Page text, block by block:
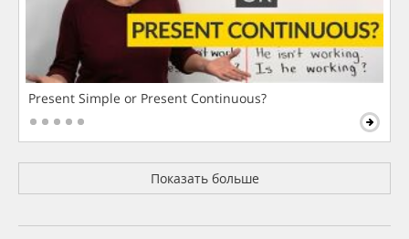
Present Simple or Present Continuous?
Показать больше